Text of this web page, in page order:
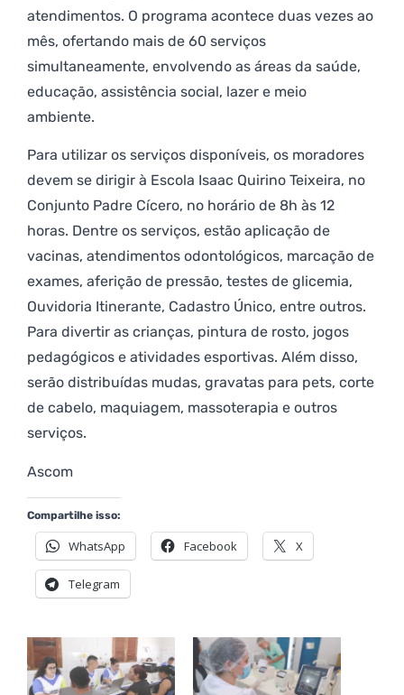
atendimentos. O programa acontece duas vezes ao
mês, ofertando mais de 60 serviços
simultaneamente, envolvendo as áreas da saúde,
educação, assistência social, lazer e meio
ambiente.
Para utilizar os serviços disponíveis, os moradores
devem se dirigir à Escola Isaac Quirino Teixeira, no
Conjunto Padre Cícero, no horário de 8h às 12
horas. Dentre os serviços, estão aplicação de
vacinas, atendimentos odontológicos, marcação de
exames, aferição de pressão, testes de glicemia,
Ouvidoria Itinerante, Cadastro Único, entre outros.
Para divertir as crianças, pintura de rosto, jogos
pedagógicos e atividades esportivas. Além disso,
serão distribuídas mudas, gravatas para pets, corte
de cabelo, maquiagem, massoterapia e outros
serviços.
Ascom
Compartilhe isso:
WhatsApp Facebook X
Telegram